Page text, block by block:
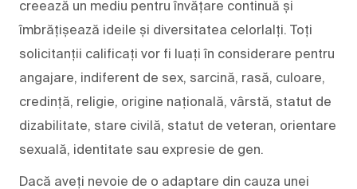
creează un mediu pentru învățare continuă și
îmbrățișează ideile și diversitatea celorlalți. Toți
solicitanții calificați vor fi luați în considerare pentru
angajare, indiferent de sex, sarcină, rasă, culoare,
credință, religie, origine națională, vârstă, statut de
dizabilitate, stare civilă, statut de veteran, orientare
sexuală, identitate sau expresie de gen.
Dacă aveți nevoie de o adaptare din cauza unei